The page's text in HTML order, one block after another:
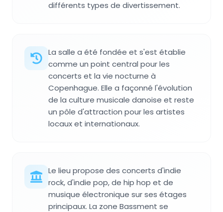
différents types de divertissement.
La salle a été fondée et s'est établie
comme un point central pour les
concerts et la vie nocturne à
Copenhague. Elle a façonné l'évolution
de la culture musicale danoise et reste
un pôle d'attraction pour les artistes
locaux et internationaux.
Le lieu propose des concerts d'indie
rock, d'indie pop, de hip hop et de
musique électronique sur ses étages
principaux. La zone Bassment se